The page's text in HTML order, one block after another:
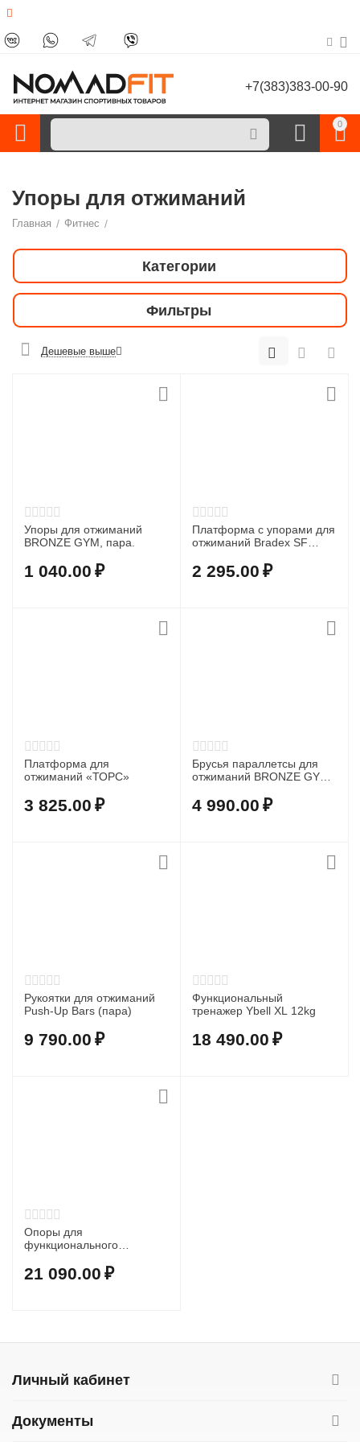
+7(383)383-00-90
0
Упоры для отжиманий
Главная / Фитнес /
Категории
Фильтры
Дешевые выше
Упоры для отжиманий
BRONZE GYM, пара.
1 040.00 ₽
Платформа с упорами для
отжиманий Bradex SF
2 295.00 ₽
Платформа для
отжиманий «ТОРС»
3 825.00 ₽
Брусья параллетсы для
отжиманий BRONZE GYM
4 990.00 ₽
Рукоятки для отжиманий
Push-Up Bars (пара)
9 790.00 ₽
Функциональный
тренажер Ybell XL 12kg
18 490.00 ₽
Опоры для
функционального
(черные), размер XL
21 090.00 ₽
Личный кабинет
Документы